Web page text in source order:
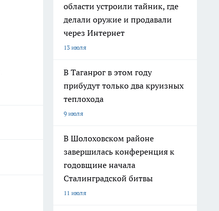
области устроили тайник, где
делали оружие и продавали
через Интернет
13 июля
В Таганрог в этом году
прибудут только два круизных
теплохода
9 июля
В Шолоховском районе
завершилась конференция к
годовщине начала
Сталинградской битвы
11 июля